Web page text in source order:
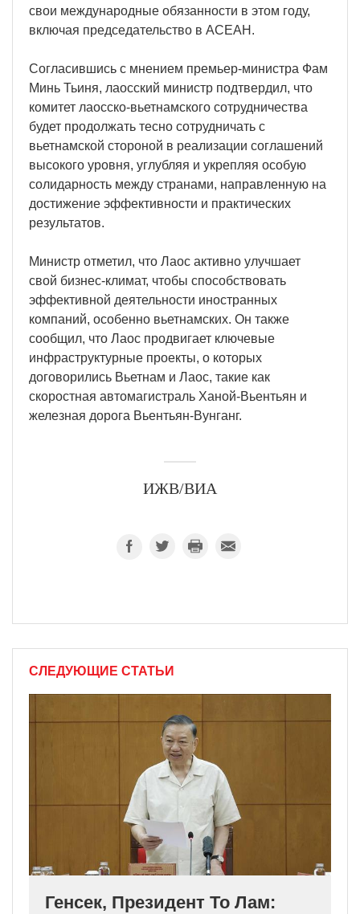
свои международные обязанности в этом году,
включая председательство в АСЕАН.
Согласившись с мнением премьер-министра Фам
Минь Тьиня, лаосский министр подтвердил, что
комитет лаосско-вьетнамского сотрудничества
будет продолжать тесно сотрудничать с
вьетнамской стороной в реализации соглашений
высокого уровня, углубляя и укрепляя особую
солидарность между странами, направленную на
достижение эффективности и практических
результатов.
Министр отметил, что Лаос активно улучшает
свой бизнес-климат, чтобы способствовать
эффективной деятельности иностранных
компаний, особенно вьетнамских. Он также
сообщил, что Лаос продвигает ключевые
инфраструктурные проекты, о которых
договорились Вьетнам и Лаос, такие как
скоростная автомагистраль Ханой-Вьентьян и
железная дорога Вьентьян-Вунганг.
ИЖВ/ВИА
СЛЕДУЮЩИЕ СТАТЬИ
Генсек, Президент То Лам: